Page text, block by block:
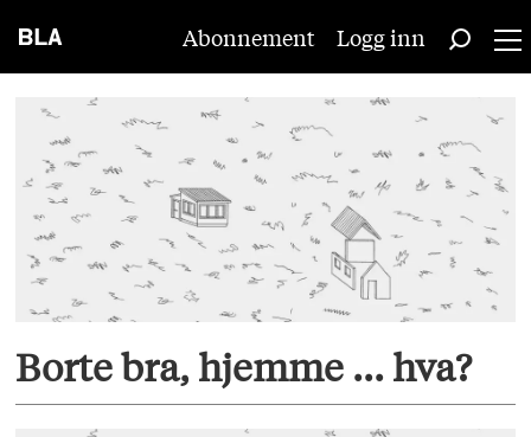
Abonnement Logg inn
Tag:
heimdal
Borte bra, hjemme ... hva?